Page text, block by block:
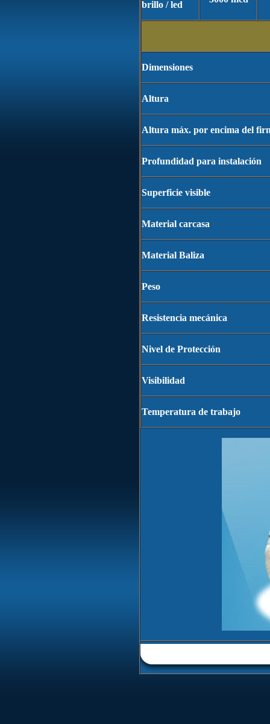
brillo / led
Dimensiones
Altura
Altura máx. por encima del
Profundidad para instalación
Superficie visible
Material carcasa
Material Baliza
Peso
Resistencia mecánica
Nivel de Protección
Visibilidad
Temperatura de trabajo